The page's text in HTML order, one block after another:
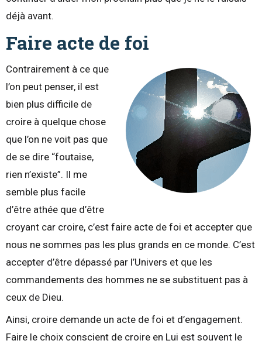
déjà avant.
Faire acte de foi
Contrairement à ce que
l’on peut penser, il est
bien plus difficile de
croire à quelque chose
que l’on ne voit pas que
de se dire “foutaise,
rien n’existe”. Il me
semble plus facile
d’être athée que d’être
croyant car croire, c’est faire acte de foi et accepter que
nous ne sommes pas les plus grands en ce monde. C’est
accepter d’être dépassé par l’Univers et que les
commandements des hommes ne se substituent pas à
ceux de Dieu.
Ainsi, croire demande un acte de foi et d’engagement.
Faire le choix conscient de croire en Lui est souvent le